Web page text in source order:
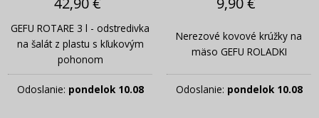
GEFU ROTARE 3 l - odstredivka
na šalát z plastu s kľukovým
pohonom
Odoslanie: pondelok 10.08
Nerezové kovové krúžky na
mäso GEFU ROLADKI
Odoslanie: pondelok 10.08